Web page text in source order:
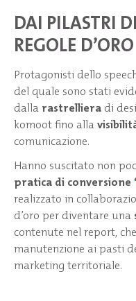
DAI PILASTRI
REGOLE
Protagonisti dello
del quale sono stati
dalla rastrelliera di
komoot fino alla
comunicazione.
Hanno suscitato non
pratica di conversione
realizzato in
d’oro per diventare una
contenute nel report,
manutenzione ai pasti
marketing territoriale.